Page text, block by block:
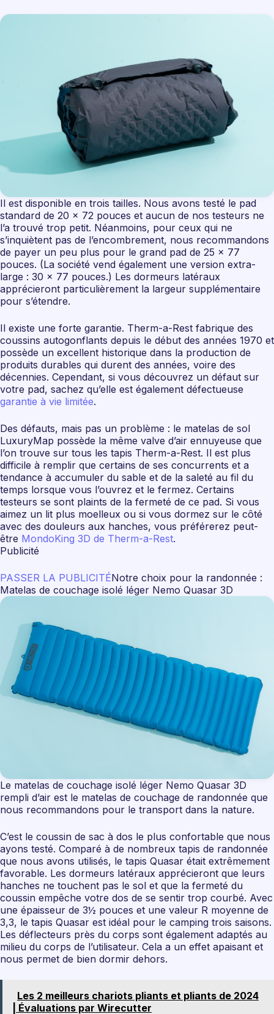
Il est disponible en trois tailles. Nous avons testé le pad
standard de 20 x 72 pouces et aucun de nos testeurs ne
l’a trouvé trop petit. Néanmoins, pour ceux qui ne
s’inquiètent pas de l’encombrement, nous recommandons
de payer un peu plus pour le grand pad de 25 x 77
pouces. (La société vend également une version extra-
large : 30 x 77 pouces.) Les dormeurs latéraux
apprécieront particulièrement la largeur supplémentaire
pour s’étendre.
Il existe une forte garantie. Therm-a-Rest fabrique des
coussins autogonflants depuis le début des années 1970 et
possède un excellent historique dans la production de
produits durables qui durent des années, voire des
décennies. Cependant, si vous découvrez un défaut sur
votre pad, sachez qu’elle est également défectueuse
garantie à vie limitée.
Des défauts, mais pas un problème : le matelas de sol
LuxuryMap possède la même valve d’air ennuyeuse que
l’on trouve sur tous les tapis Therm-a-Rest. Il est plus
difficile à remplir que certains de ses concurrents et a
tendance à accumuler du sable et de la saleté au fil du
temps lorsque vous l’ouvrez et le fermez. Certains
testeurs se sont plaints de la fermeté de ce pad. Si vous
aimez un lit plus moelleux ou si vous dormez sur le côté
avec des douleurs aux hanches, vous préférerez peut-
être MondoKing 3D de Therm-a-Rest.
Publicité
PASSER LA PUBLICITÉNotre choix pour la randonnée :
Matelas de couchage isolé léger Nemo Quasar 3D
Le matelas de couchage isolé léger Nemo Quasar 3D
rempli d’air est le matelas de couchage de randonnée que
nous recommandons pour le transport dans la nature.
C’est le coussin de sac à dos le plus confortable que nous
ayons testé. Comparé à de nombreux tapis de randonnée
que nous avons utilisés, le tapis Quasar était extrêmement
favorable. Les dormeurs latéraux apprécieront que leurs
hanches ne touchent pas le sol et que la fermeté du
coussin empêche votre dos de se sentir trop courbé. Avec
une épaisseur de 3½ pouces et une valeur R moyenne de
3,3, le tapis Quasar est idéal pour le camping trois saisons.
Les déflecteurs près du corps sont également adaptés au
milieu du corps de l’utilisateur. Cela a un effet apaisant et
nous permet de bien dormir dehors.
Les 2 meilleurs chariots pliants et pliants de 2024
| Évaluations par Wirecutter